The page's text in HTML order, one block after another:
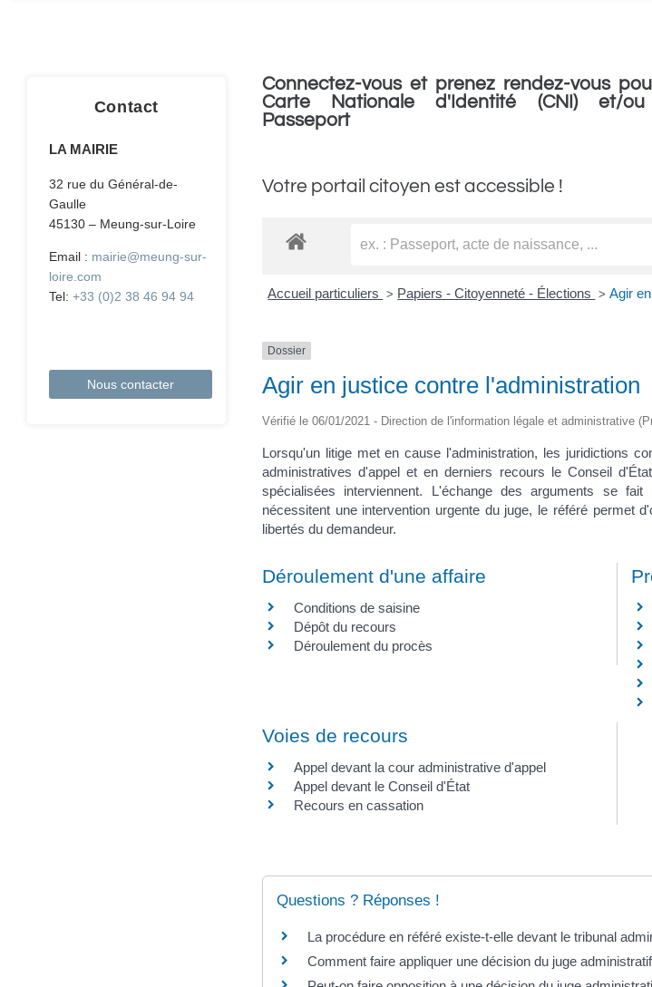
Contact
LA MAIRIE
32 rue du Général-de-
Gaulle
45130 – Meung-sur-Loire
Email : mairie@meung-sur-
loire.com
Tel:+33 (0)2 38 46 94 94
Nous contacter
Connectez-vous et prenez rendez-vous
Carte Nationale d'Identité (CNI) et/
Passeport
Votre portail citoyen est accessible !
Accueil particuliers > Papiers - Citoyenneté - Élections > Agir
Dossier
Agir en justice contre l'administration
Vérifié le 06/01/2021 - Direction de l'information légale et administrative
Lorsqu'un litige met en cause l'administration, les juridictions
administratives d'appel et en derniers recours le Conseil
spécialisées interviennent. L'échange des arguments se
nécessitent une intervention urgente du juge, le référé permet
libertés du demandeur.
Déroulement d'une affaire
Conditions de saisine
Dépôt du recours
Déroulement du procès
Voies de recours
Appel devant la cour administrative d'appel
Appel devant le Conseil d'État
Recours en cassation
Questions ? Réponses !
La procédure en référé existe-t-elle devant le tribunal
Comment faire appliquer une décision du juge